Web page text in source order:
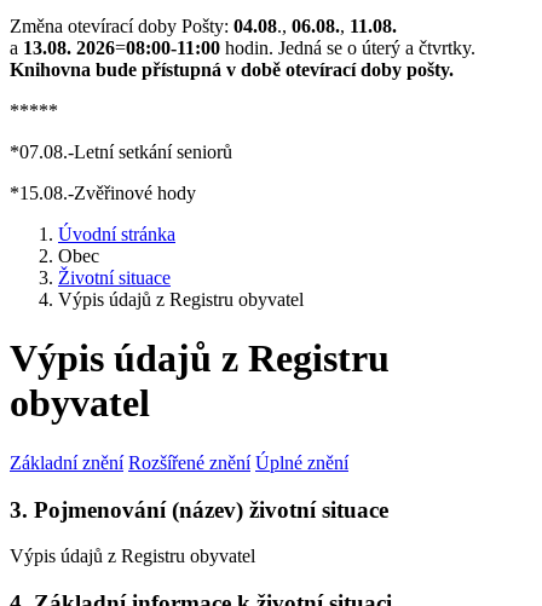
Změna otevírací doby Pošty: 04.08., 06.08., 11.08.
a 13.08. 2026=08:00-11:00 hodin. Jedná se o úterý a čtvrtky.
Knihovna bude přístupná v době otevírací doby pošty.
*****
*07.08.-Letní setkání seniorů
*15.08.-Zvěřinové hody
Úvodní stránka
Obec
Životní situace
Výpis údajů z Registru obyvatel
Výpis údajů z Registru
obyvatel
Základní znění Rozšířené znění Úplné znění
3. Pojmenování (název) životní situace
Výpis údajů z Registru obyvatel